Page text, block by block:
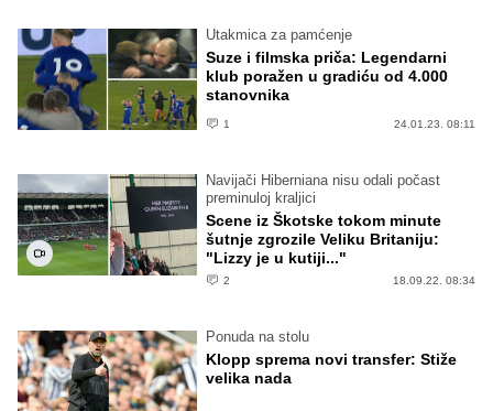
Utakmica za pamćenje
Suze i filmska priča: Legendarni
klub poražen u gradiću od 4.000
stanovnika
1 24.01.23. 08:11
Navijači Hiberniana nisu odali počast
preminuloj kraljici
Scene iz Škotske tokom minute
šutnje zgrozile Veliku Britaniju:
"Lizzy je u kutiji..."
2 18.09.22. 08:34
Ponuda na stolu
Klopp sprema novi transfer: Stiže
velika nada